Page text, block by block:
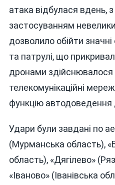
атака відбулася вдень, з
застосуванням
дозволило обійти
та патрулі, що
дронами здійснювалося
телекомунікаційні
функцію автодоведення
Удари були завдані по
(Мурманська область),
область), «Дягілево»
«Іваново» (Іванівська